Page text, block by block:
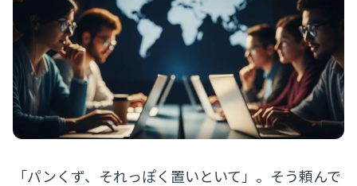
「パンくず、それっぽく置いといて」。そう頼んで